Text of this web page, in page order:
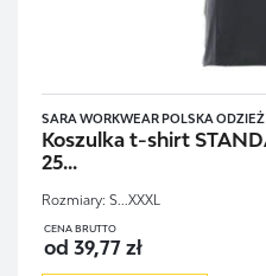
SARA WORKWEAR POLSKA
Koszulka t-shirt
25...
Rozmiary: S...XXXL
CENA BRUTTO
od 39,77 zł